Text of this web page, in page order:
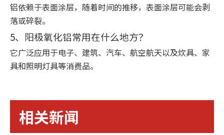
铝依赖于表面涂层，随着时间的推移，表面涂层可能会剥
落或碎裂。
5、阳极氧化铝常用在什么地方？
它广泛应用于电子、建筑、汽车、航空航天以及炊具、家
具和照明灯具等消费品。
相关新闻